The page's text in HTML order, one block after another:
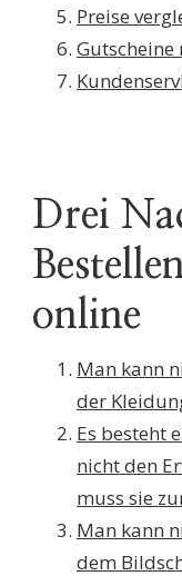
Preise
Gutscheine
Drei
online
Man kann
der
Es besteht
nicht den
muss sie
Man kann
dem